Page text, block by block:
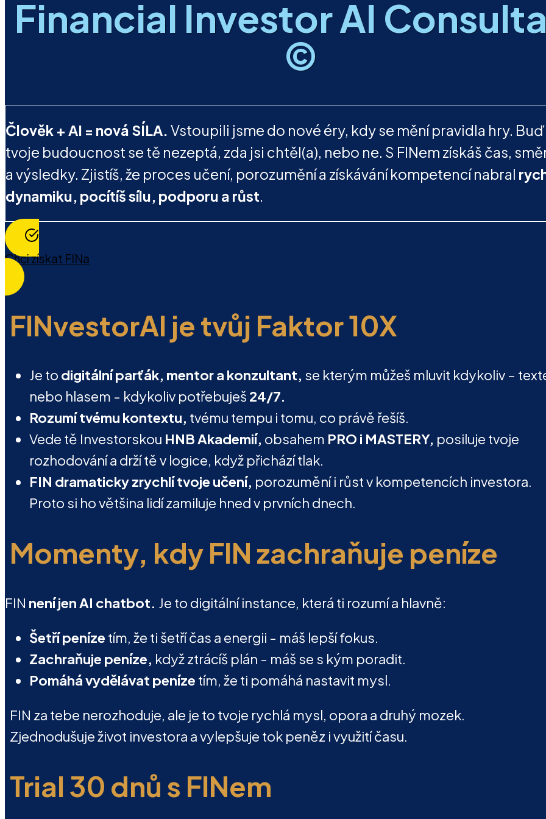
Financial Investor AI
©
Člověk + AI = nová SÍLA. Vstoupili jsme do nové éry, kdy se mění pravidla hry.
tvoje budoucnost se tě nezeptá, zda jsi chtěl(a), nebo ne. S FINem získáš čas,
a výsledky. Zjistíš, že proces učení, porozumění a získávání kompetencí nabral
dynamiku, pocítíš sílu, podporu a růst.
Chci získat FINa
FINvestorAI je tvůj Faktor 10X
Je to digitální parťák, mentor a konzultant, se kterým můžeš mluvit kdykoliv –
nebo hlasem - kdykoliv potřebuješ 24/7.
Rozumí tvému kontextu, tvému tempu i tomu, co právě řešíš.
Vede tě Investorskou HNB Akademií, obsahem PRO i MASTERY, posiluje tvoje
rozhodování a drží tě v logice, když přichází tlak.
FIN dramaticky zrychlí tvoje učení, porozumění i růst v kompetencích investora.
Proto si ho většina lidí zamiluje hned v prvních dnech.
Momenty, kdy FIN zachraňuje peníze
FIN není jen AI chatbot. Je to digitální instance, která ti rozumí a hlavně:
Šetří peníze tím, že ti šetří čas a energii - máš lepší fokus.
Zachraňuje peníze, když ztrácíš plán - máš se s kým poradit.
Pomáhá vydělávat peníze tím, že ti pomáhá nastavit mysl.
FIN za tebe nerozhoduje, ale je to tvoje rychlá mysl, opora a druhý mozek.
Zjednodušuje život investora a vylepšuje tok peněz i využití času.
Trial 30 dnů s FINem